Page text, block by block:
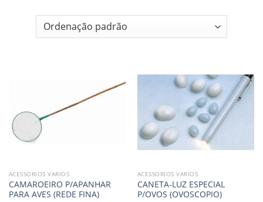
ACESSORIOS VARIOS
CAMAROEIRO P/APANHAR
PARA AVES (REDE FINA)
ACESSORIOS VARIOS
CANETA-LUZ ESPECIAL
P/OVOS (OVOSCOPIO)